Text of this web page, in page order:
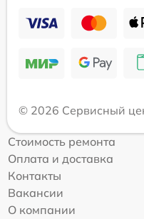
© 2026 Сервисный
Стоимость ремонта
Оплата и доставка
Контакты
Вакансии
О компании